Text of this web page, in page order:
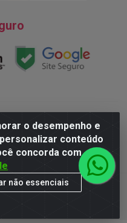
o desempenho e
conteúdo
concorda com
não essenciais
LTDA - Endereço: Av. do
0001-07 © 2016
reservados.